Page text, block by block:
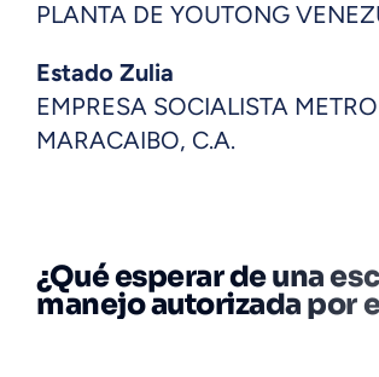
PLANTA DE YOUTONG
Estado Zulia
EMPRESA SOCIALISTA
MARACAIBO, C.A.
¿Qué esperar de una
manejo autorizada por